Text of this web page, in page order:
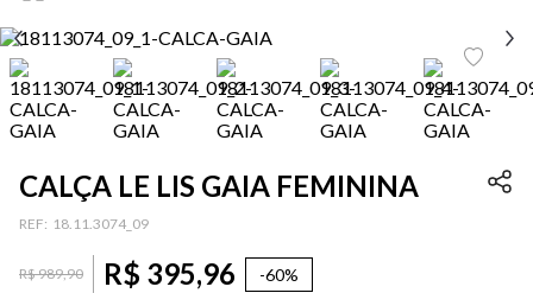
CALÇA LE LIS GAIA FEMININA
: 18.11.3074_09
R$989,90 R$ 395,96 -60%